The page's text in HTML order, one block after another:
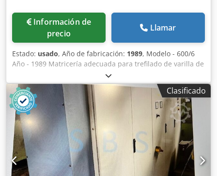
Información de
precio
Llamar
Estado: usado, Año de fabricación: 1989, Modelo - 600/6
Año - 1989 Matricería adecuada para trefilado de varilla de
acero de bajo carbono, diámetro de entrada máx. 5,5/6
mm. Dodsyubh Rjpfx Acaokr Son dos matrices espejo: una
con 5 pasos y la otra con 6 pasos. Todas con cabrestantes
de tiro de 600 mm. Ambas disponen de devanadera
vertical para enrollar el alambre en bucles. Incluye
equipamiento eléctrico DC. Las matrices se venderán en su
estado "usado, funcionando, visto y gustado".
Clasificado